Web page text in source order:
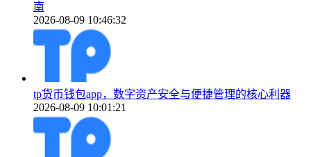
南
2026-08-09 10:46:32
tp货币钱包app，数字资产安全与便捷管理的核心利器
2026-08-09 10:01:21